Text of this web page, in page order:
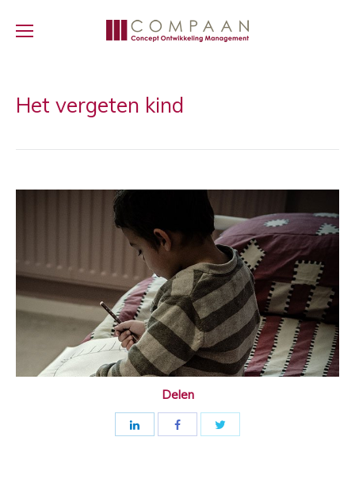
Het vergeten kind
Delen